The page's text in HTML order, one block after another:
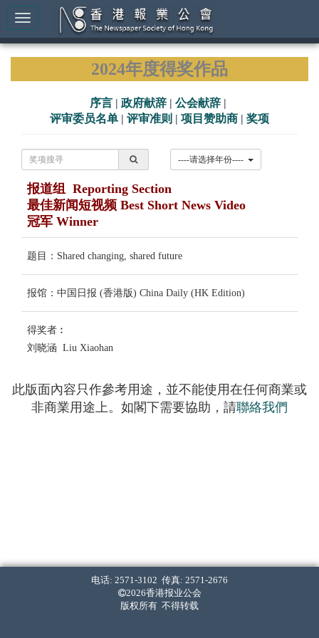
2024年度得奖作品
序言 | 政府献辞 | 公会献辞 |
评审委员名单 | 评审准则 | 项目赞助商 | 奖项
报道组 Reporting Section
最佳新闻短视频 Best Short News Video
冠军 Winner
题目：Shared changing, shared future
报馆：中国日报 (香港版) China Daily (HK Edition)
得奖者︰
刘晓涵 Liu Xiaohan
此版面內容只作參考用途，並不能使用在任何商業或
非商業用途上。如閣下需要協助，請聯絡我們
电话: 2571-3102 传真: 2571-2676
2026香港报业公会
版权所有 不得转载